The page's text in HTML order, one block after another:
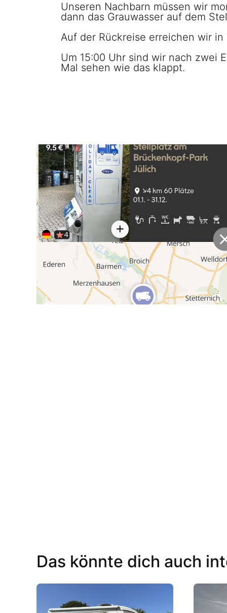
Unseren Nachbarn müssen wir
dann das Grauwasser auf dem
Auf der Rückreise erreichen wir
Um 15:00 Uhr sind wir nach zwei
Mal sehen wie das klappt.
Das könnte dich auch